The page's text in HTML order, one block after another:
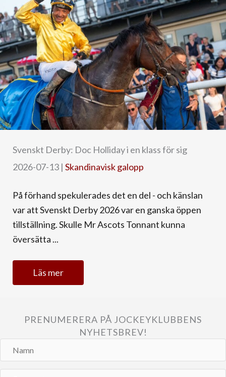
Svenskt Derby: Doc Holliday i en klass för sig
2026-07-13 | Skandinavisk galopp
På förhand spekulerades det en del - och känslan
var att Svenskt Derby 2026 var en ganska öppen
tillställning. Skulle Mr Ascots Tonnant kunna
översätta ...
Läs mer
PRENUMERERA PÅ JOCKEYKLUBBENS
NYHETSBREV!
Namn